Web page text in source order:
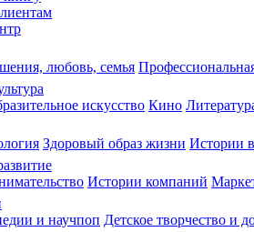
любовь, семья
искусство Кино
Здоровый образ жизни Истории
Истории компаний
и научпоп Детское творчество и